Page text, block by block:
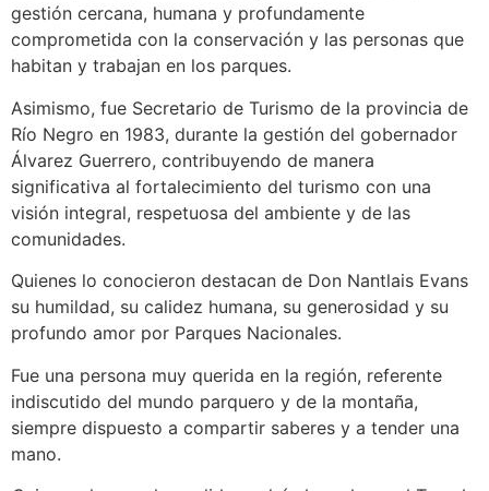
gestión cercana, humana y profundamente
comprometida con la conservación y las personas que
habitan y trabajan en los parques.
Asimismo, fue Secretario de Turismo de la provincia de
Río Negro en 1983, durante la gestión del gobernador
Álvarez Guerrero, contribuyendo de manera
significativa al fortalecimiento del turismo con una
visión integral, respetuosa del ambiente y de las
comunidades.
Quienes lo conocieron destacan de Don Nantlais Evans
su humildad, su calidez humana, su generosidad y su
profundo amor por Parques Nacionales.
Fue una persona muy querida en la región, referente
indiscutido del mundo parquero y de la montaña,
siempre dispuesto a compartir saberes y a tender una
mano.